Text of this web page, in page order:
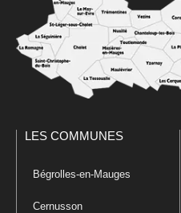
LES COMMUNES
Bégrolles-en-Mauges
Cernusson